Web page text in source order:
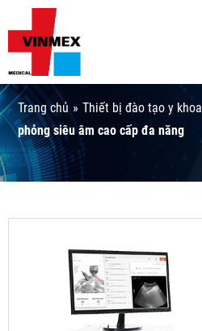
Trang chủ » Thiết bị đào tạo y khoa
phỏng siêu âm cao cấp đa năng